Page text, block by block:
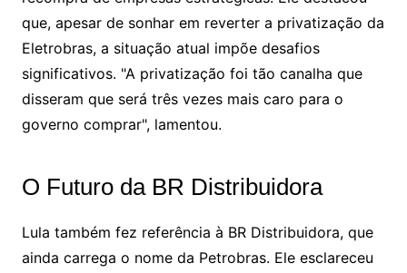
que, apesar de sonhar em reverter a privatização da
Eletrobras, a situação atual impõe desafios
significativos. "A privatização foi tão canalha que
disseram que será três vezes mais caro para o
governo comprar", lamentou.
O Futuro da BR Distribuidora
Lula também fez referência à BR Distribuidora, que
ainda carrega o nome da Petrobras. Ele esclareceu